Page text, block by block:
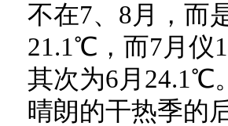
不在7、8月，而
21.1℃，而7月仪
其次为6月24.1℃
晴朗的干热季的